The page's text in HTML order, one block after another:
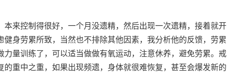
本来控制得很好，一个月没遗精，然后出现一次遗精，接着就开
身劳累所致，当然也不排除其他因素，我分析他的反馈，劳累
力量训练了，可以适当做做有氧运动，注意休养，避免劳累。戒
重中之重，如果出现频遗，身体就很难恢复，甚至会爆发新的